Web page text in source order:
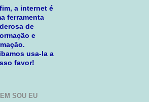
a internet é
ferramenta
de
e
usa-la a
favor!
SOU EU